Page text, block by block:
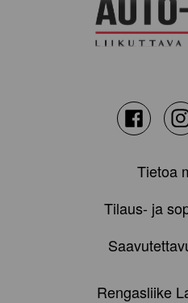
Tietoa
Tilaus- ja
Rengasliike